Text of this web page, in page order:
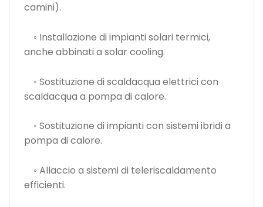
camini).
◦ Installazione di impianti solari termici,
anche abbinati a solar cooling.
◦ Sostituzione di scaldacqua elettrici con
scaldacqua a pompa di calore.
◦ Sostituzione di impianti con sistemi ibridi a
pompa di calore.
◦ Allaccio a sistemi di teleriscaldamento
efficienti.